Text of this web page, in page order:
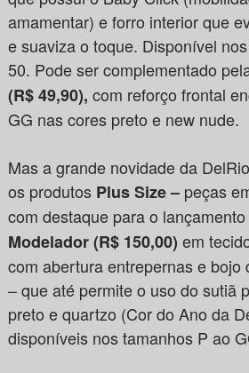
amamentar) e forro interior que
e suaviza o toque. Disponível
50. Pode ser complementado
(R$ 49,90), com reforço frontal
GG nas cores preto e new nude.
Mas a grande novidade da
os produtos Plus Size – peças
com destaque para o lançamento
Modelador(R$ 150,00) em
com abertura entrepernas e bojo
– que até permite o uso do sutiã
preto e quartzo (Cor do Ano da
disponíveis nos tamanhos P ao